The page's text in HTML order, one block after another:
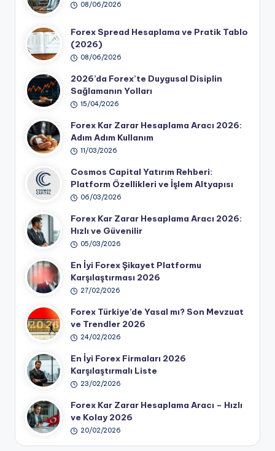
08/06/2026
Forex Spread Hesaplama ve Pratik Tablo
(2026)
08/06/2026
2026’da Forex’te Duygusal Disiplin
Sağlamanın Yolları
15/04/2026
Forex Kar Zarar Hesaplama Aracı 2026:
Adım Adım Kullanım
11/03/2026
Cosmos Capital Yatırım Rehberi:
Platform Özellikleri ve İşlem Altyapısı
06/03/2026
Forex Kar Zarar Hesaplama Aracı 2026:
Hızlı ve Güvenilir
05/03/2026
En İyi Forex Şikayet Platformu
Karşılaştırması 2026
27/02/2026
Forex Türkiye’de Yasal mı? Son Mevzuat
ve Trendler 2026
24/02/2026
En İyi Forex Firmaları 2026
Karşılaştırmalı Liste
23/02/2026
Forex Kar Zarar Hesaplama Aracı – Hızlı
ve Kolay 2026
20/02/2026